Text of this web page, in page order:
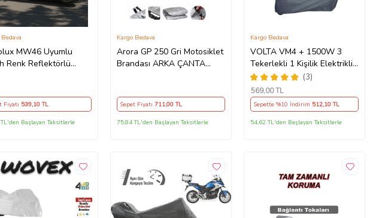
MW46 Uyumlu
Renk Reflektörlü
Kilidi ve Bağlantı
Fiyatı 539,10 TL
Başlayan Taksitlerle
Arora GP 250 Gri Motosiklet
Brandası ARKA ÇANTA
Kargo Bedava
Sepet Fiyatı711,00 TL
75,84 TL'den Başlayan Taksitlerle
VOLTA VM4 + 1500W 3
Tekerlekli 1 Kişilik Elektrikli
Motosiklet Motor Koruma
Brandası Ultra Dayanıklı
(3)
Kargo Bedava
569,00 TL
Sepette %10 İndirim 512,10 TL
54,62 TL'den Başlayan Taksitlerle